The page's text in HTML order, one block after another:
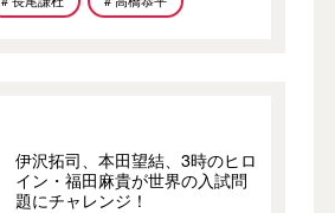
伊沢拓司、本田望結、3時のヒロ
イン・福田麻貴が世界の入試問
題にチャレンジ！